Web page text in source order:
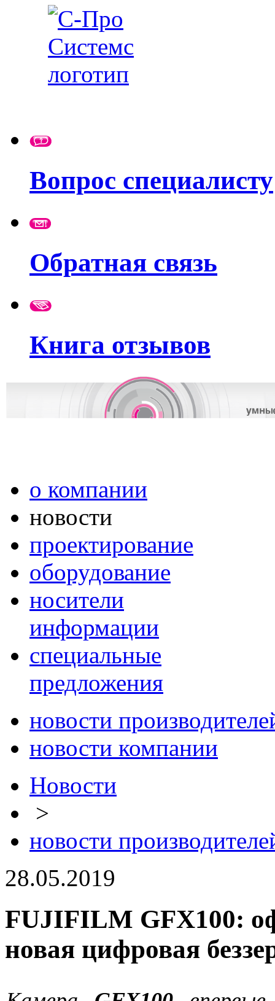
Вопрос специалисту
Обратная связь
Книга отзывов
о компании
новости
проектирование
оборудование
носители
информации
специальные
предложения
новости
новости компании
Новости
>
новости
28.05.2019
FUJIFILM GFX100:
новая цифровая